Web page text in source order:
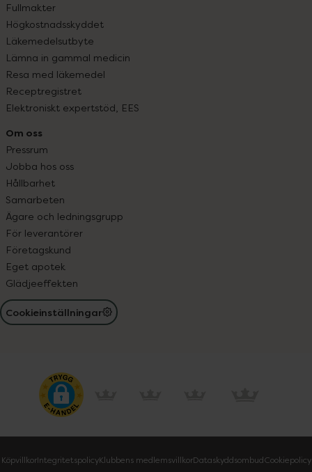
Fullmakter
Högkostnadsskyddet
Läkemedelsutbyte
Lämna in gammal medicin
Resa med läkemedel
Receptregistret
Elektroniskt expertstöd, EES
Om oss
Pressrum
Jobba hos oss
Hållbarhet
Samarbeten
Ägare och ledningsgrupp
För leverantörer
Företagskund
Eget apotek
Glädjeeffekten
Cookieinställningar
KöpvillkorIntegritetspolicyKlubbens medlemsvillkorDataskyddsombudCookiepolicy